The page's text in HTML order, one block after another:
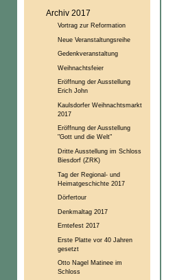
Archiv 2017
Vortrag zur Reformation
Neue Veranstaltungsreihe
Gedenkveranstaltung
Weihnachtsfeier
Eröffnung der Ausstellung
Erich John
Kaulsdorfer Weihnachtsmarkt
2017
Eröffnung der Ausstellung
"Gott und die Welt"
Dritte Ausstellung im Schloss
Biesdorf (ZRK)
Tag der Regional- und
Heimatgeschichte 2017
Dörfertour
Denkmaltag 2017
Erntefest 2017
Erste Platte vor 40 Jahren
gesetzt
Otto Nagel Matinee im
Schloss